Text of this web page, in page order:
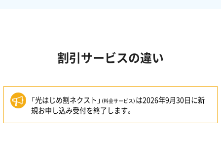
割引サービスの違い
「光はじめ割ネクスト」 （料金サービス） は2026年9月30日に新
規お申し込み受付を終了します。